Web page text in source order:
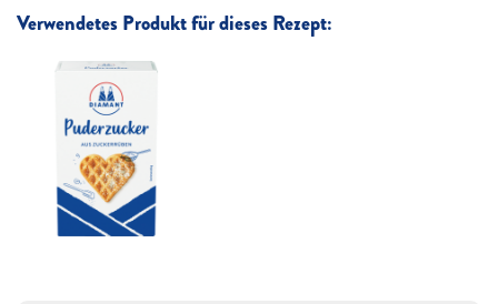
Verwendetes Produkt für dieses Rezept: